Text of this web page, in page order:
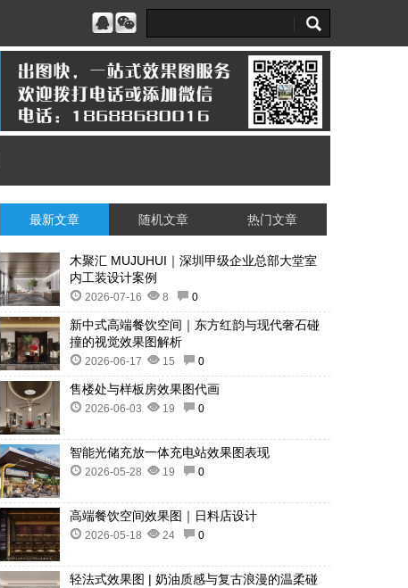
最新文章 随机文章 热门文章
木聚汇 MUJUHUI｜深圳甲级企业总部大堂室
内工装设计案例
2026-07-16 8 0
新中式高端餐饮空间｜东方红韵与现代奢石碰
撞的视觉效果图解析
2026-06-17 15 0
售楼处与样板房效果图代画
2026-06-03 19 0
智能光储充放一体充电站效果图表现
2026-05-28 19 0
高端餐饮空间效果图｜日料店设计
2026-05-18 24 0
轻法式效果图 | 奶油质感与复古浪漫的温柔碰